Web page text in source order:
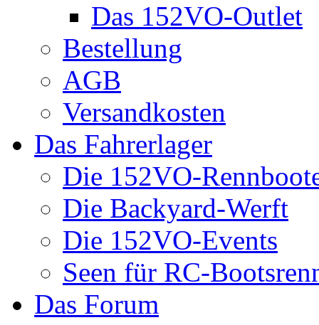
Das 152VO-Outlet
Bestellung
AGB
Versandkosten
Das Fahrerlager
Die 152VO-
Die Backyard-Werft
Die 152VO-Events
Seen für RC-
Das Forum